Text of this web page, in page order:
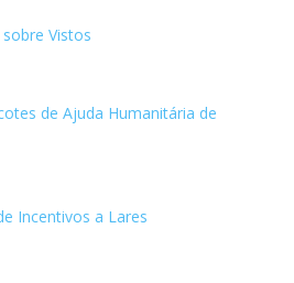
Vistos
de Ajuda Humanitária de
Incentivos a Lares